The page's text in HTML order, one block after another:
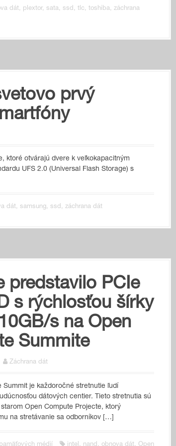
dát, plextor, sata, ssd, tlc, toshiba, záchrana
prvý
ktoré otvárajú dvere k veľkokapacitným
UFS 2.0 (Universal Flash Storage) s
dát, samsung , ssd, záchrana dát
predstavilo PCIe
s rýchlosťou šírky
s na Open
Summite
Záchrana dát
Summit je každoročné stretnutie ľudí
dátových centier. Tieto stretnutia sú
Open Compute Projecte, ktorý
na stretávanie sa odborníkov […]